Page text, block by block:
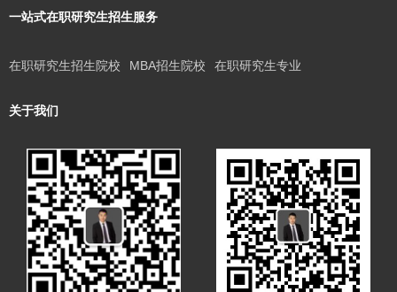
一站式在职研究生招生服务
在职研究生招生院校 MBA招生院校 在职研究生专业
关于我们